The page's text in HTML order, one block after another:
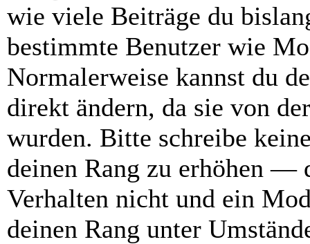
wie viele Beiträge du
bestimmte Benutzer wie
Normalerweise kannst du
direkt ändern, da sie von
wurden. Bitte schreibe
deinen Rang zu erhöhen —
Verhalten nicht und ein
deinen Rang unter